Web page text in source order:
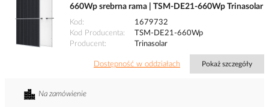
660Wp srebrna rama | TSM-DE21-660Wp Trinasolar
Kod
1679732
Kod Producenta
TSM-DE21-660Wp
Producent
Trinasolar
Dostępność w oddziałach Pokaż szczegóły
Na zamówienie